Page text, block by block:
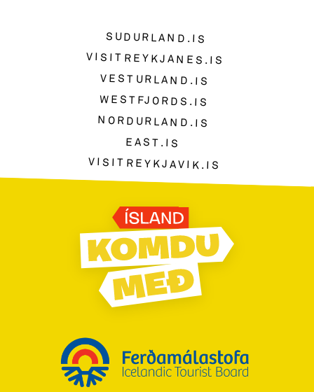
SUDURLAND.IS
VISITREYKJANES.IS
VESTURLAND.IS
WESTFJORDS.IS
NORDURLAND.IS
EAST.IS
VISITREYKJAVIK.IS